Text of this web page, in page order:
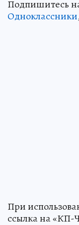
Подпишитесь
Одноклассники
При
ссылка на «КП-